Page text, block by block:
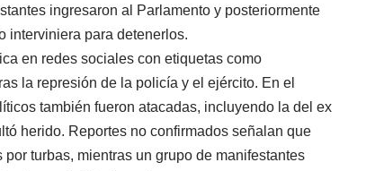
ingresaron al Parlamento y posteriormente
interviniera para detenerlos.
en redes sociales con etiquetas como
la represión de la policía y el ejército. En el
también fueron atacadas, incluyendo la del ex
herido. Reportes no confirmados señalan que
turbas, mientras un grupo de manifestantes